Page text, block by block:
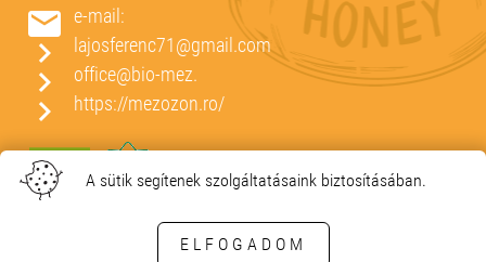
e-mail:
lajosferenc71@gmail.com
office@bio-mez.
https://mezozon.ro/
A sütik segítenek szolgáltatásaink biztosításában.
ELFOGADOM